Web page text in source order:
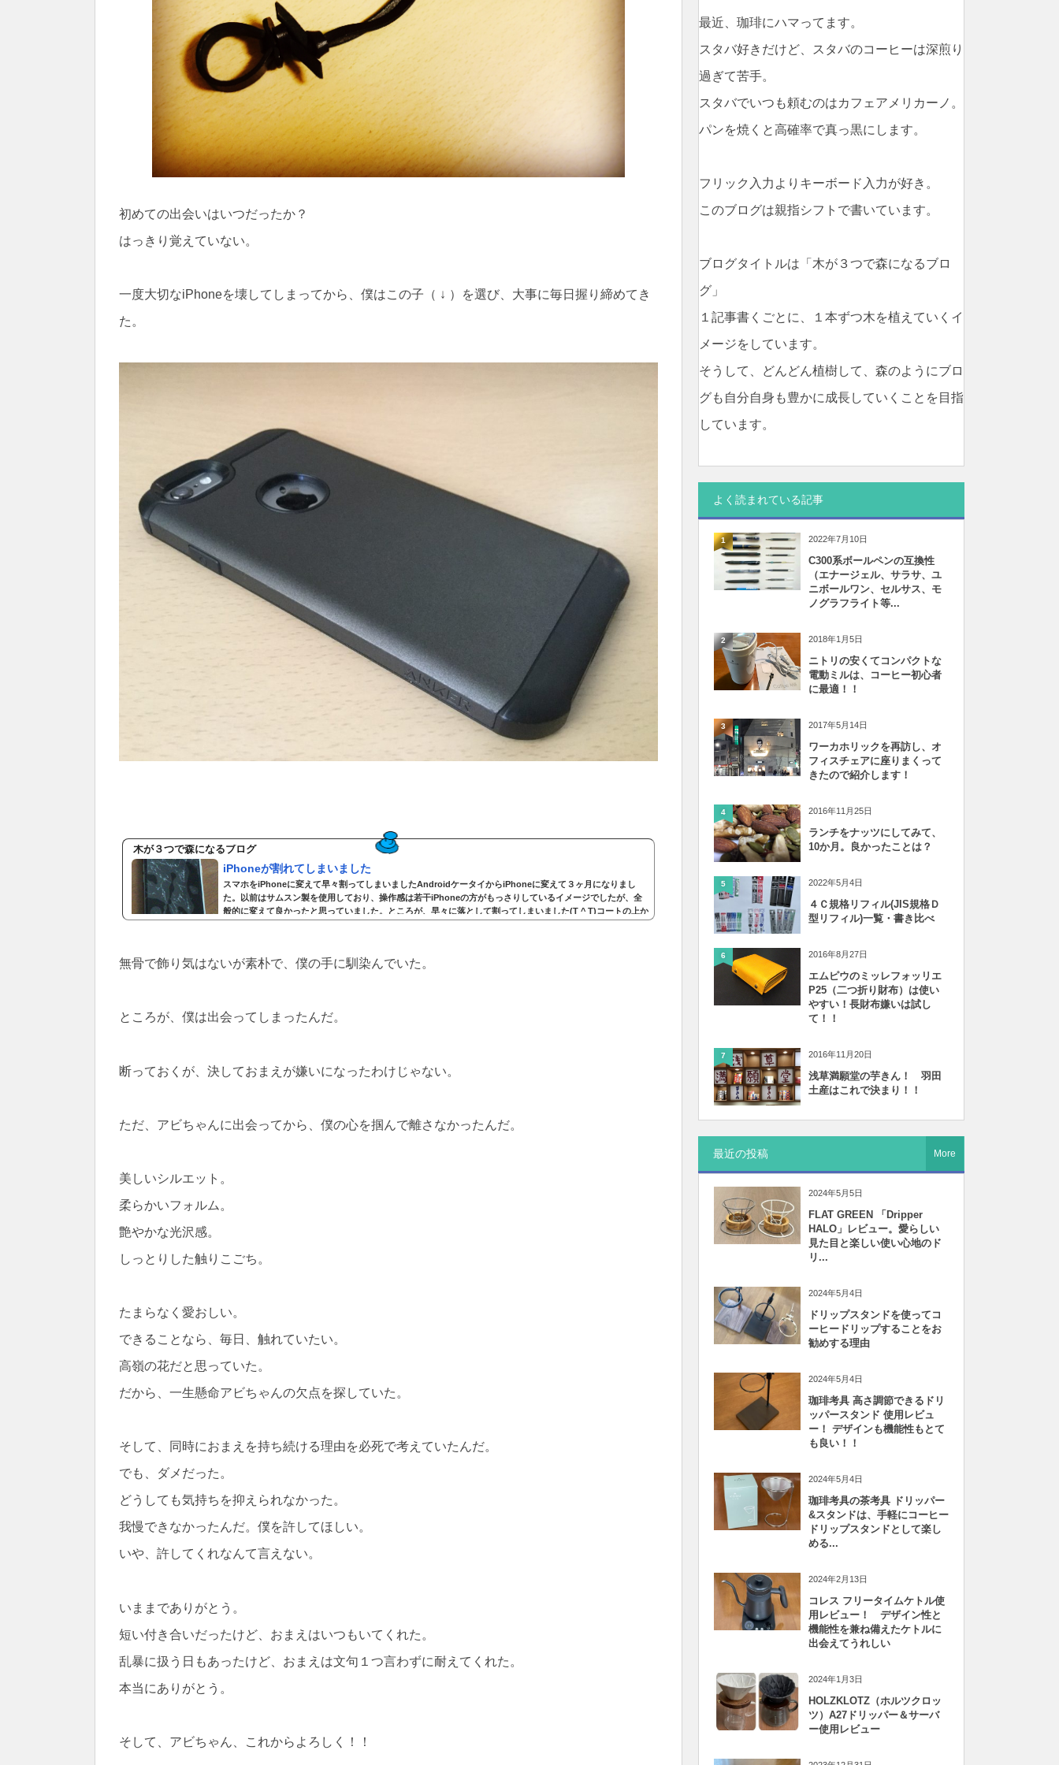
初めての出会いはいつだったか？
はっきり覚えていない。
一度大切なiPhoneを壊してしまってから、僕はこの子（ ↓ ）を選び、大事に毎日握り締めてき
た。
木が３つで森になるブログ
iPhoneが割れてしまいました
スマホをiPhoneに変えて早々割ってしまいましたAndroidケータイからiPhoneに変えて３ヶ月になりまし
た。以前はサムスン製を使用しており、操作感は若干iPhoneの方がもっさりしているイメージでしたが、全
般的に変えて良かったと思っていました。ところが、早々に落として割ってしまいました(T ^ T)コートの上か
無骨で飾り気はないが素朴で、僕の手に馴染んでいた。
ところが、僕は出会ってしまったんだ。
断っておくが、決しておまえが嫌いになったわけじゃない。
ただ、アビちゃんに出会ってから、僕の心を掴んで離さなかったんだ。
美しいシルエット。
柔らかいフォルム。
艶やかな光沢感。
しっとりした触りこごち。
たまらなく愛おしい。
できることなら、毎日、触れていたい。
高嶺の花だと思っていた。
だから、一生懸命アビちゃんの欠点を探していた。
そして、同時におまえを持ち続ける理由を必死で考えていたんだ。
でも、ダメだった。
どうしても気持ちを抑えられなかった。
我慢できなかったんだ。僕を許してほしい。
いや、許してくれなんて言えない。
いままでありがとう。
短い付き合いだったけど、おまえはいつもいてくれた。
乱暴に扱う日もあったけど、おまえは文句１つ言わずに耐えてくれた。
本当にありがとう。
そして、アビちゃん、これからよろしく！！
最近、珈琲にハマってます。
スタバ好きだけど、スタバのコーヒーは深煎り
過ぎて苦手。
スタバでいつも頼むのはカフェアメリカーノ。
パンを焼くと高確率で真っ黒にします。
フリック入力よりキーボード入力が好き。
このブログは親指シフトで書いています。
ブログタイトルは「木が３つで森になるブロ
グ」
１記事書くごとに、１本ずつ木を植えていくイ
メージをしています。
そうして、どんどん植樹して、森のようにブロ
グも自分自身も豊かに成長していくことを目指
しています。
よく読まれている記事
1 2022年7月10日
C300系ボールペンの互換性
（エナージェル、サラサ、ユ
ニボールワン、セルサス、モ
ノグラフライト等...
2 2018年1月5日
ニトリの安くてコンパクトな
電動ミルは、コーヒー初心者
に最適！！
3 2017年5月14日
ワーカホリックを再訪し、オ
フィスチェアに座りまくって
きたので紹介します！
4 2016年11月25日
ランチをナッツにしてみて、
10か月。良かったことは？
5 2022年5月4日
４Ｃ規格リフィル(JIS規格Ｄ
型リフィル)一覧・書き比べ
6 2016年8月27日
エムピウのミッレフォッリエ
P25（二つ折り財布）は使い
やすい！長財布嫌いは試し
て！！
7 2016年11月20日
浅草満願堂の芋きん！ 羽田
土産はこれで決まり！！
最近の投稿
2024年5月5日
FLAT GREEN 「Dripper
HALO」レビュー。愛らしい
見た目と楽しい使い心地のド
リ...
2024年5月4日
ドリップスタンドを使ってコ
ーヒードリップすることをお
勧めする理由
2024年5月4日
珈琲考具 高さ調節できるドリ
ッパースタンド 使用レビュ
ー！ デザインも機能性もとて
も良い！！
2024年5月4日
珈琲考具の茶考具 ドリッパー
&スタンドは、手軽にコーヒー
ドリップスタンドとして楽し
める...
2024年2月13日
コレス フリータイムケトル使
用レビュー！ デザイン性と
機能性を兼ね備えたケトルに
出会えてうれしい
2024年1月3日
HOLZKLOTZ（ホルツクロッ
ツ）A27ドリッパー＆サーバ
ー使用レビュー
More